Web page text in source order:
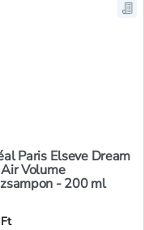
listára, Isana
Paris Elseve Dream
Volume
- 200 ml